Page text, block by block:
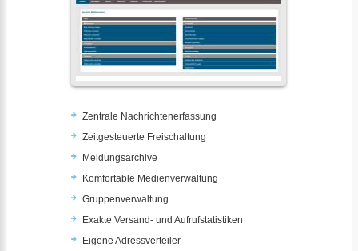
Zentrale Nachrichtenerfassung
Zeitgesteuerte Freischaltung
Meldungsarchive
Komfortable Medienverwaltung
Gruppenverwaltung
Exakte Versand- und Aufrufstatistiken
Eigene Adressverteiler